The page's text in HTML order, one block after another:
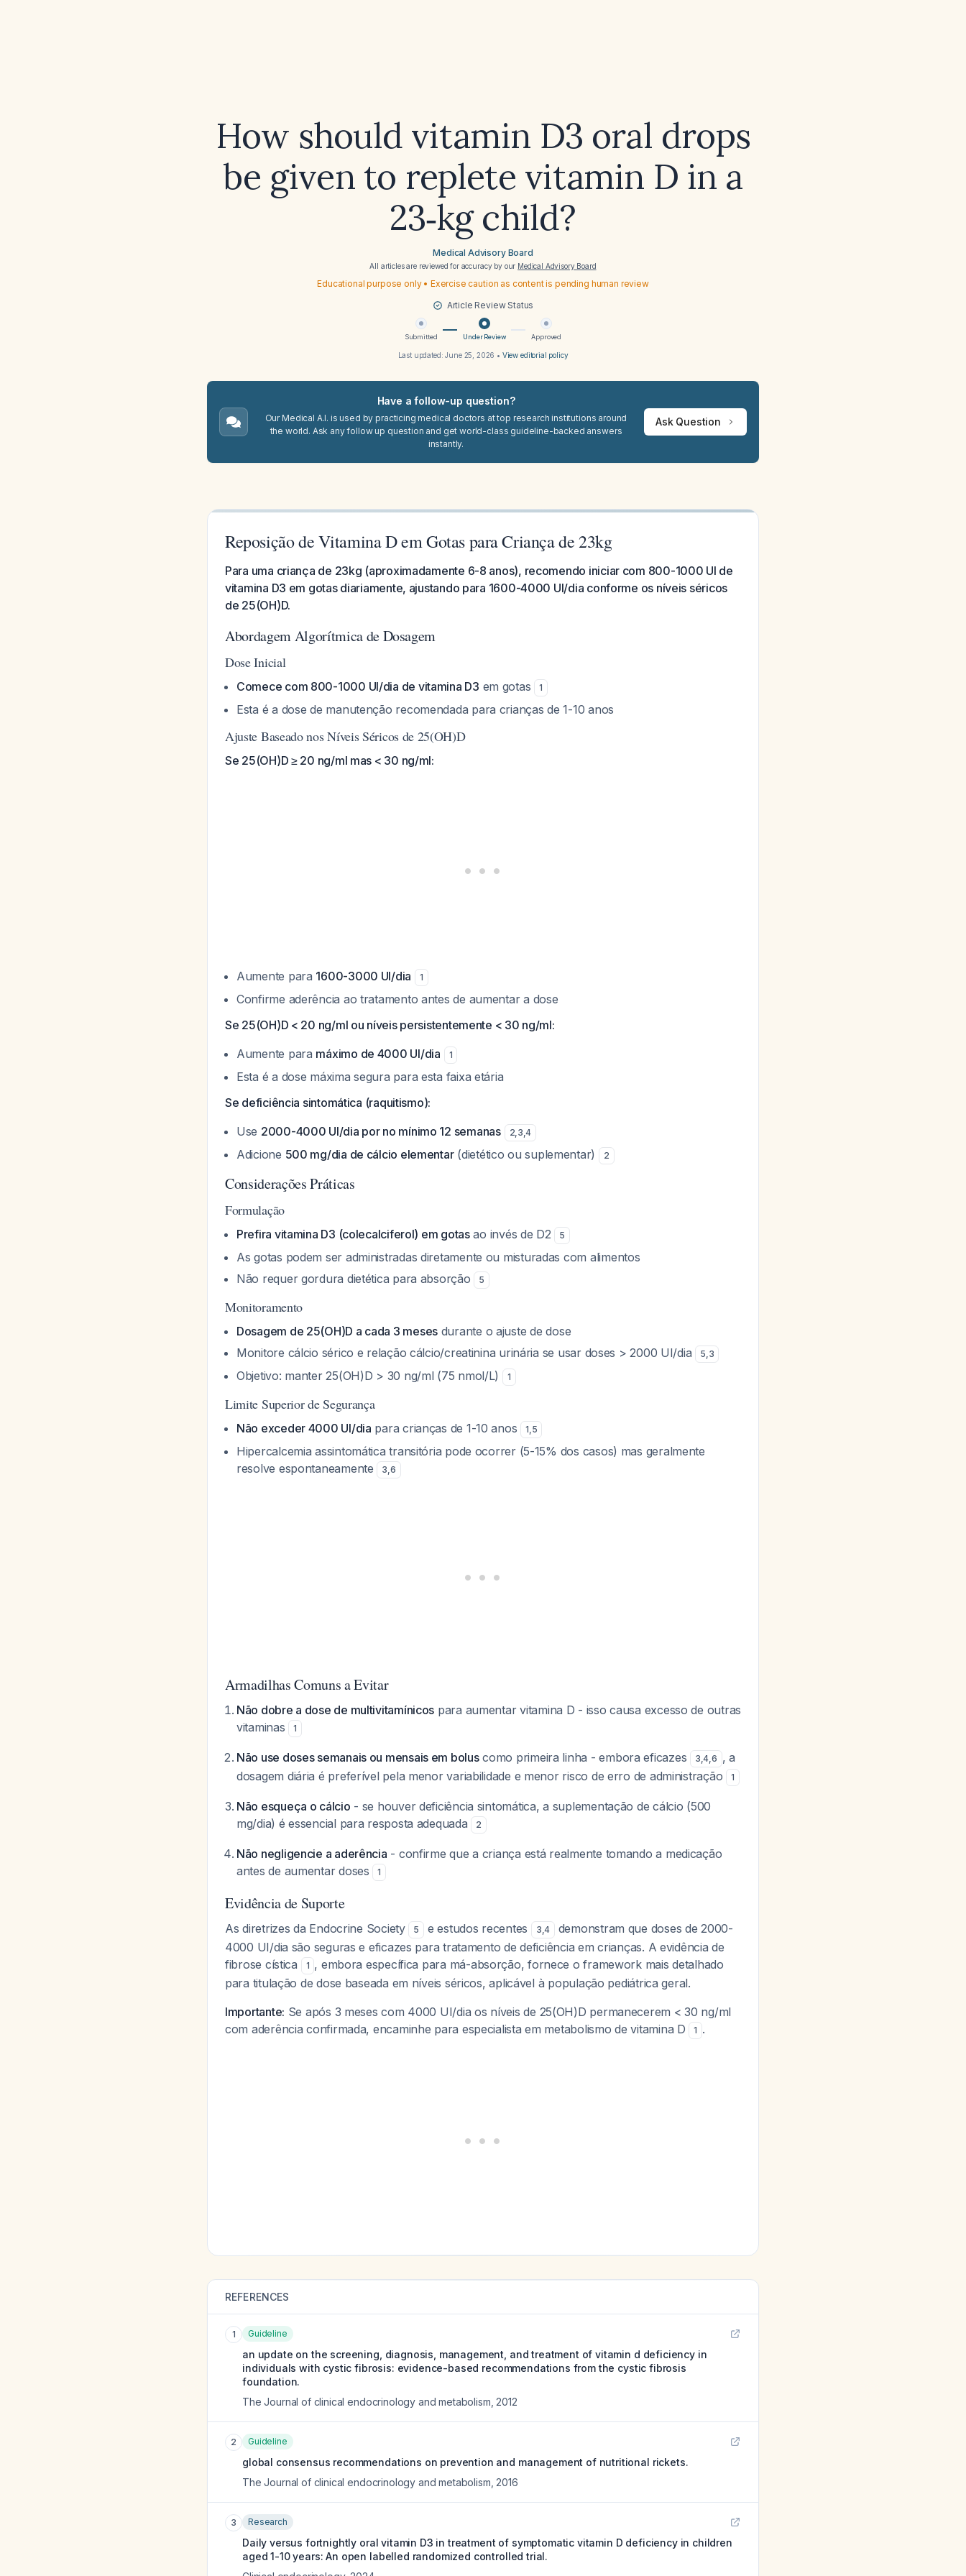
How should vitamin D3 oral drops
be given to replete vitamin D in a
23‑kg child?
Medical Advisory Board
All articles are reviewed for accuracy by our Medical Advisory Board
Educational purpose only • Exercise caution as content is pending human review
Article Review Status
Submitted Under Review Approved
Last updated:June 25, 2026 • View editorial policy
Have a follow-up question?
Our Medical A.I. is used by practicing medical doctors at top research institutions around
the world. Ask any follow up question and get world-class guideline-backed answers
instantly.
Ask Question
Reposição de Vitamina D em Gotas para Criança de 23kg
Para uma criança de 23kg (aproximadamente 6-8 anos), recomendo iniciar com 800-1000 UI de
vitamina D3 em gotas diariamente, ajustando para 1600-4000 UI/dia conforme os níveis séricos
de 25(OH)D.
Abordagem Algorítmica de Dosagem
Dose Inicial
Comece com 800-1000 UI/dia de vitamina D3 em gotas 1
Esta é a dose de manutenção recomendada para crianças de 1-10 anos
Ajuste Baseado nos Níveis Séricos de 25(OH)D
Se 25(OH)D ≥ 20 ng/ml mas < 30 ng/ml:
Aumente para 1600-3000 UI/dia 1
Confirme aderência ao tratamento antes de aumentar a dose
Se 25(OH)D < 20 ng/ml ou níveis persistentemente < 30 ng/ml:
Aumente para máximo de 4000 UI/dia 1
Esta é a dose máxima segura para esta faixa etária
Se deficiência sintomática (raquitismo):
Use 2000-4000 UI/dia por no mínimo 12 semanas 2,3,4
Adicione 500 mg/dia de cálcio elementar(dietético ou suplementar) 2
Considerações Práticas
Formulação
Prefira vitamina D3 (colecalciferol) em gotasao invés de D2 5
As gotas podem ser administradas diretamente ou misturadas com alimentos
Não requer gordura dietética para absorção
5
Monitoramento
Dosagem de 25(OH)D a cada 3 meses durante o ajuste de dose
Monitore cálcio sérico e relação cálcio/creatinina urinária se usar doses > 2000 UI/dia
5,3
Objetivo: manter 25(OH)D > 30 ng/ml (75 nmol/L) 1
Limite Superior de Segurança
Não exceder 4000 UI/dia para crianças de 1-10 anos 1,5
Hipercalcemia assintomática transitória pode ocorrer (5-15% dos casos) mas geralmente
resolve espontaneamente
3,6
Armadilhas Comuns a Evitar
Não dobre a dose de multivitamínicos para aumentar vitamina D - isso causa excesso de outras
vitaminas
1
Não use doses semanais ou mensais em boluscomo primeira linha - embora eficazes 3,4,6 , a
dosagem diária é preferível pela menor variabilidade e menor risco de erro de administração
1
Não esqueça o cálcio - se houver deficiência sintomática, a suplementação de cálcio (500
mg/dia) é essencial para resposta adequada
2
Não negligencie a aderência - confirme que a criança está realmente tomando a medicação
antes de aumentar doses
1
Evidência de Suporte
As diretrizes da Endocrine Society 5 e estudos recentes 3,4
demonstram que doses de 2000-
4000 UI/dia são seguras e eficazes para tratamento de deficiência em crianças. A evidência de
fibrose cística
1 , embora específica para má-absorção, fornece o framework mais detalhado
para titulação de dose baseada em níveis séricos, aplicável à população pediátrica geral.
Importante: Se após 3 meses com 4000 UI/dia os níveis de 25(OH)D permanecerem < 30 ng/ml
com aderência confirmada, encaminhe para especialista em metabolismo de vitamina D
1 .
REFERENCES
1 Guideline
an update on the screening, diagnosis, management, and treatment of vitamin d deficiency in
individuals with cystic fibrosis: evidence-based recommendations from the cystic fibrosis
foundation.
The Journal of clinical endocrinology and metabolism 2012
2 Guideline
global consensus recommendations on prevention and management of nutritional rickets.
The Journal of clinical endocrinology and metabolism 2016
3 Research
Daily versus fortnightly oral vitamin D3 in treatment of symptomatic vitamin D deficiency in children
aged 1-10 years: An open labelled randomized controlled trial.